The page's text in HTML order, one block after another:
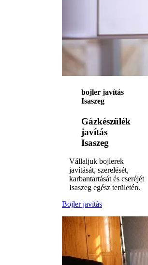
bojler javítás
Isaszeg
Gázkészülék
javítás
Isaszeg
Vállaljuk bojlerek
javítását, szerelését,
karbantartását és cseréjét
Isaszeg egész területén.
Bojler javítás